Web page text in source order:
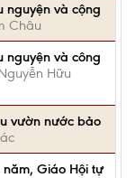
nguyện và cộng
Châu
nguyện và công
Hữu
vườn nước bảo
Giáo Hội tự